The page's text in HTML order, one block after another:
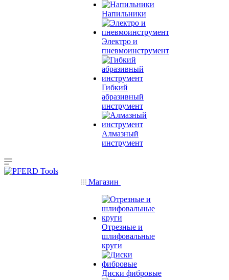
Напильники
Электро и
пневмоинструмент
Гибкий
абразивный
инструмент
Алмазный
инструмент
Магазин
Отрезные и
шлифовальные
круги
Диски фибровые